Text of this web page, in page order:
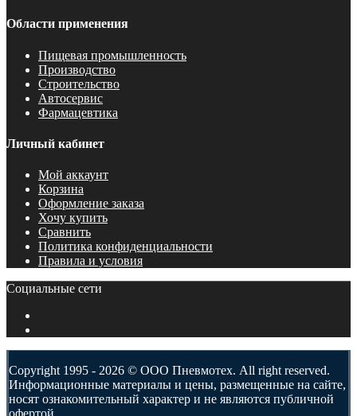
Области применения
Пищевая промышленность
Производство
Строительство
Автосервис
Фармацевтика
Личный кабинет
Мой аккаунт
Корзина
Оформление заказа
Хочу купить
Сравнить
Политика конфиденциальности
Правила и условия
Социальные сети
Copyright 1995 - 2026 © ООО Пневмотех. All right reserved.
Информационные материалы и цены, размещенные на сайте,
носят ознакомительный характер и не являются публичной
офертой.